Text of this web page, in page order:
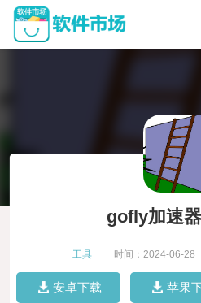
gofly加速
工具 时间：2024-06-28
安卓下载 苹果